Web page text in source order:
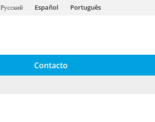
Русский Español Português
Contacto